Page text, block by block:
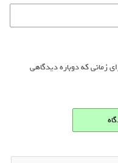
زمانی که دوباره دیدگاهی